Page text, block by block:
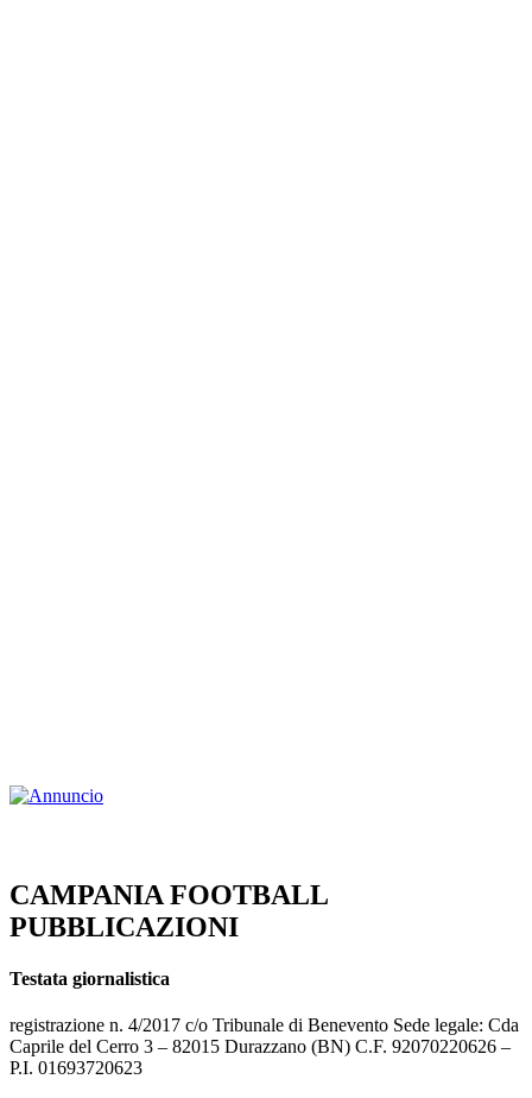
CAMPANIA FOOTBALL
PUBBLICAZIONI
Testata giornalistica
registrazione n. 4/2017 c/o Tribunale di Benevento Sede legale: Cda
Caprile del Cerro 3 – 82015 Durazzano (BN) C.F. 92070220626 –
P.I. 01693720623